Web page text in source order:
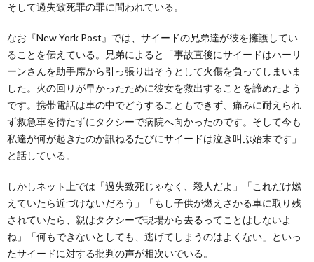
そして過失致死罪の罪に問われている。
なお『New York Post』では、サイードの兄弟達が彼を擁護してい
ることを伝えている。兄弟によると「事故直後にサイードはハーリ
ーンさんを助手席から引っ張り出そうとして火傷を負ってしまいま
した。火の回りが早かったために彼女を救出することを諦めたよう
です。携帯電話は車の中でどうすることもできず、痛みに耐えられ
ず救急車を待たずにタクシーで病院へ向かったのです。そして今も
私達が何が起きたのか訊ねるたびにサイードは泣き叫ぶ始末です」
と話している。
しかしネット上では「過失致死じゃなく、殺人だよ」「これだけ燃
えていたら近づけないだろう」「もし子供が燃えさかる車に取り残
されていたら、親はタクシーで現場から去るってことはしないよ
ね」「何もできないとしても、逃げてしまうのはよくない」といっ
たサイードに対する批判の声が相次いでいる。